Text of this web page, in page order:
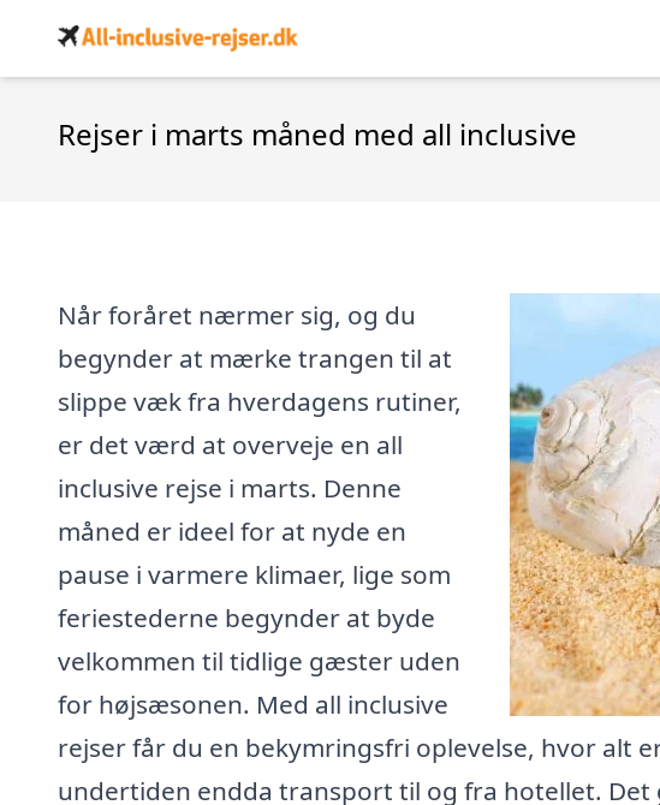
Rejser i marts måned med all inclusive
Når foråret nærmer sig, og du
begynder at mærke trangen til at
slippe væk fra hverdagens rutiner,
er det værd at overveje en all
inclusive rejse i marts. Denne
måned er ideel for at nyde en
pause i varmere klimaer, lige som
feriestederne begynder at byde
velkommen til tidlige gæster uden
for højsæsonen. Med all inclusive
rejser får du en bekymringsfri oplevelse, hvor alt
undertiden endda transport til og fra hotellet.